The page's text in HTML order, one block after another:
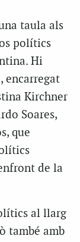
taula als
polítics
Hi
encarregat
Kirchner
Soares,
que
de la
al llarg
també amb